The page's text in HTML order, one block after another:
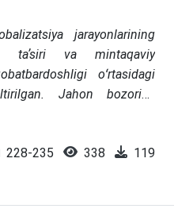
jarayonlarining
taʼsiri va mintaqaviy
oʻrtasidagi
Jahon bozorida
kengayishi mintaqalar
bilan birga jiddiy raqobat
Shu bilan birga,
228-235 338 119